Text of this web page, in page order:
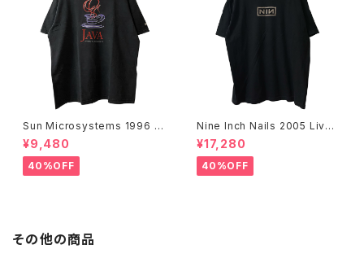
Sun Microsystems 1996 JA
VA DAY CMU '96 Promo Te
e
¥9,480
40%OFF
Nine Inch Nails 2005 Live
with Teeth Band Tee
¥17,280
40%OFF
その他の商品